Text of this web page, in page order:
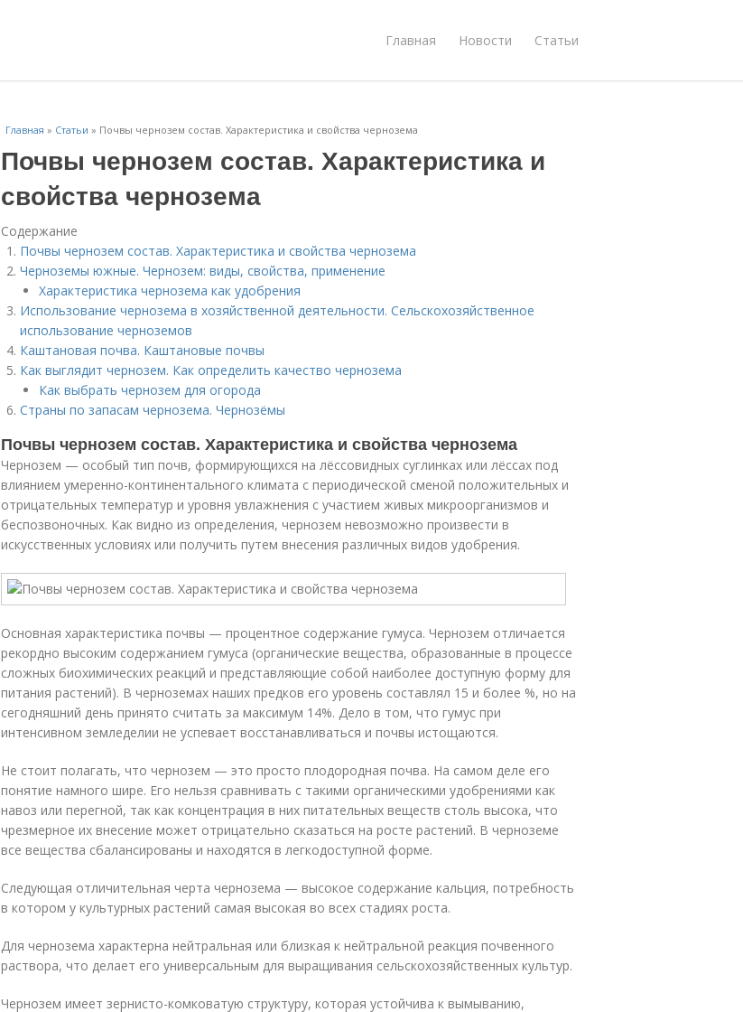
Главная Новости Статьи
Главная » Статьи » Почвы чернозем состав. Характеристика и свойства чернозема
Почвы чернозем состав. Характеристика и
свойства чернозема
Содержание
Почвы чернозем состав. Характеристика и свойства чернозема
Черноземы южные. Чернозем: виды, свойства, применение
Характеристика чернозема как удобрения
Использование чернозема в хозяйственной деятельности. Сельскохозяйственное
использование черноземов
Каштановая почва. Каштановые почвы
Как выглядит чернозем. Как определить качество чернозема
Как выбрать чернозем для огорода
Страны по запасам чернозема. Чернозёмы
Почвы чернозем состав. Характеристика и свойства чернозема
Чернозем — особый тип почв, формирующихся на лёссовидных суглинках или лёссах под
влиянием умеренно-континентального климата с периодической сменой положительных и
отрицательных температур и уровня увлажнения с участием живых микроорганизмов и
беспозвоночных. Как видно из определения, чернозем невозможно произвести в
искусственных условиях или получить путем внесения различных видов удобрения.
Основная характеристика почвы — процентное содержание гумуса. Чернозем отличается
рекордно высоким содержанием гумуса (органические вещества, образованные в процессе
сложных биохимических реакций и представляющие собой наиболее доступную форму для
питания растений). В черноземах наших предков его уровень составлял 15 и более %, но на
сегодняшний день принято считать за максимум 14%. Дело в том, что гумус при
интенсивном земледелии не успевает восстанавливаться и почвы истощаются.
Не стоит полагать, что чернозем — это просто плодородная почва. На самом деле его
понятие намного шире. Его нельзя сравнивать с такими органическими удобрениями как
навоз или перегной, так как концентрация в них питательных веществ столь высока, что
чрезмерное их внесение может отрицательно сказаться на росте растений. В черноземе
все вещества сбалансированы и находятся в легкодоступной форме.
Следующая отличительная черта чернозема — высокое содержание кальция, потребность
в котором у культурных растений самая высокая во всех стадиях роста.
Для чернозема характерна нейтральная или близкая к нейтральной реакция почвенного
раствора, что делает его универсальным для выращивания сельскохозяйственных культур.
Чернозем имеет зернисто-комковатую структуру, которая устойчива к вымыванию,